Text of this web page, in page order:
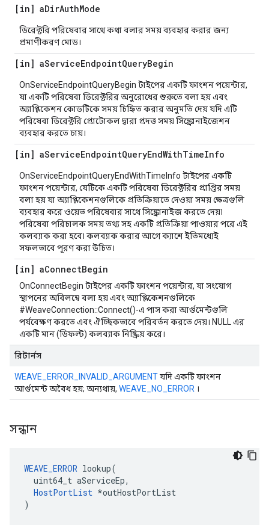
[in] aDirAuthMode
ডিরেক্টরি পরিষেবার সাথে কথা বলার সময় ব্যবহার করার জন্য
প্রমাণীকরণ মোড।
[in] aServiceEndpointQueryBegin
OnServiceEndpointQueryBegin টাইপের একটি ফাংশন পয়েন্টার,
যা একটি পরিষেবা ডিরেক্টরির অনুরোধের শুরুতে বলা হয় এবং
অ্যাপ্লিকেশন কোডটিকে সময় চিহ্নিত করার অনুমতি দেয় যদি এটি
পরিষেবা ডিরেক্টরি প্রোটোকল দ্বারা প্রদত্ত সময় সিঙ্ক্রোনাইজেশন
ব্যবহার করতে চায়।
[in] aServiceEndpointQueryEndWithTimeInfo
OnServiceEndpointQueryEndWithTimeInfo টাইপের একটি
ফাংশন পয়েন্টার, যেটিকে একটি পরিষেবা ডিরেক্টরির প্রাপ্তির সময়
বলা হয় যা অ্যাপ্লিকেশনগুলিকে প্রতিক্রিয়াতে দেওয়া সময় ক্ষেত্রগুলি
ব্যবহার করে ওয়েভ পরিষেবার সাথে সিঙ্ক্রোনাইজ করতে দেয়৷
পরিষেবা পরিচালক সময় তথ্য সহ একটি প্রতিক্রিয়া পাওয়ার পরে এই
কলব্যাক করা হবে৷ কলব্যাক করার আগে ক্যাশে ইতিমধ্যেই
সফলভাবে পূরণ করা উচিত।
[in] aConnectBegin
OnConnectBegin টাইপের একটি ফাংশন পয়েন্টার, যা সংযোগ
স্থাপনের অবিলম্বে বলা হয় এবং অ্যাপ্লিকেশনগুলিকে
#WeaveConnection::Connect()-এ পাস করা আর্গুমেন্টগুলি
পর্যবেক্ষণ করতে এবং ঐচ্ছিকভাবে পরিবর্তন করতে দেয়। NULL এর
একটি মান (ডিফল্ট) কলব্যাক নিষ্ক্রিয় করে।
রিটার্নস
WEAVE_ERROR_INVALID_ARGUMENTযদি একটি ফাংশন
আর্গুমেন্ট অবৈধ হয়; অন্যথায়, WEAVE_NO_ERROR ।
সন্ধান
WEAVE_ERROR lookup(
  uint64_t aServiceEp,
HostPortList *outHostPortList
)